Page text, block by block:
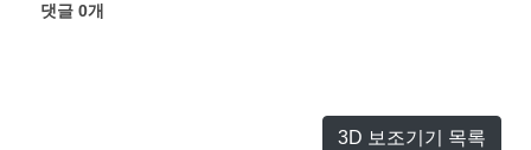
댓글0개
3D 보조기기 목록